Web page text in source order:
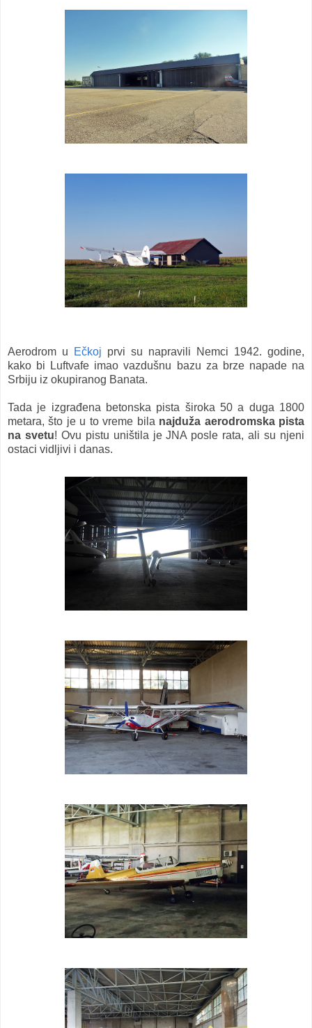
Aerodrom u Ečkoj prvi su napravili Nemci 1942. godine,
kako bi Luftvafe imao vazdušnu bazu za brze napade na
Srbiju iz okupiranog Banata.
Tada je izgrađena betonska pista široka 50 a duga 1800
metara, što je u to vreme bila najduža aerodromska pista
na svetu! Ovu pistu uništila je JNA posle rata, ali su njeni
ostaci vidljivi i danas.